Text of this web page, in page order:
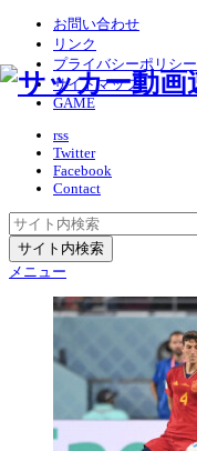
お問い合わせ
リンク
プライバシーポリシー
サイトマップ
GAME
rss
Twitter
Facebook
Contact
メニュー